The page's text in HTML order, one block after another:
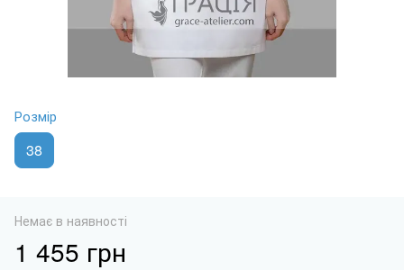
Розмір
38
Немає в наявності
1 455 грн